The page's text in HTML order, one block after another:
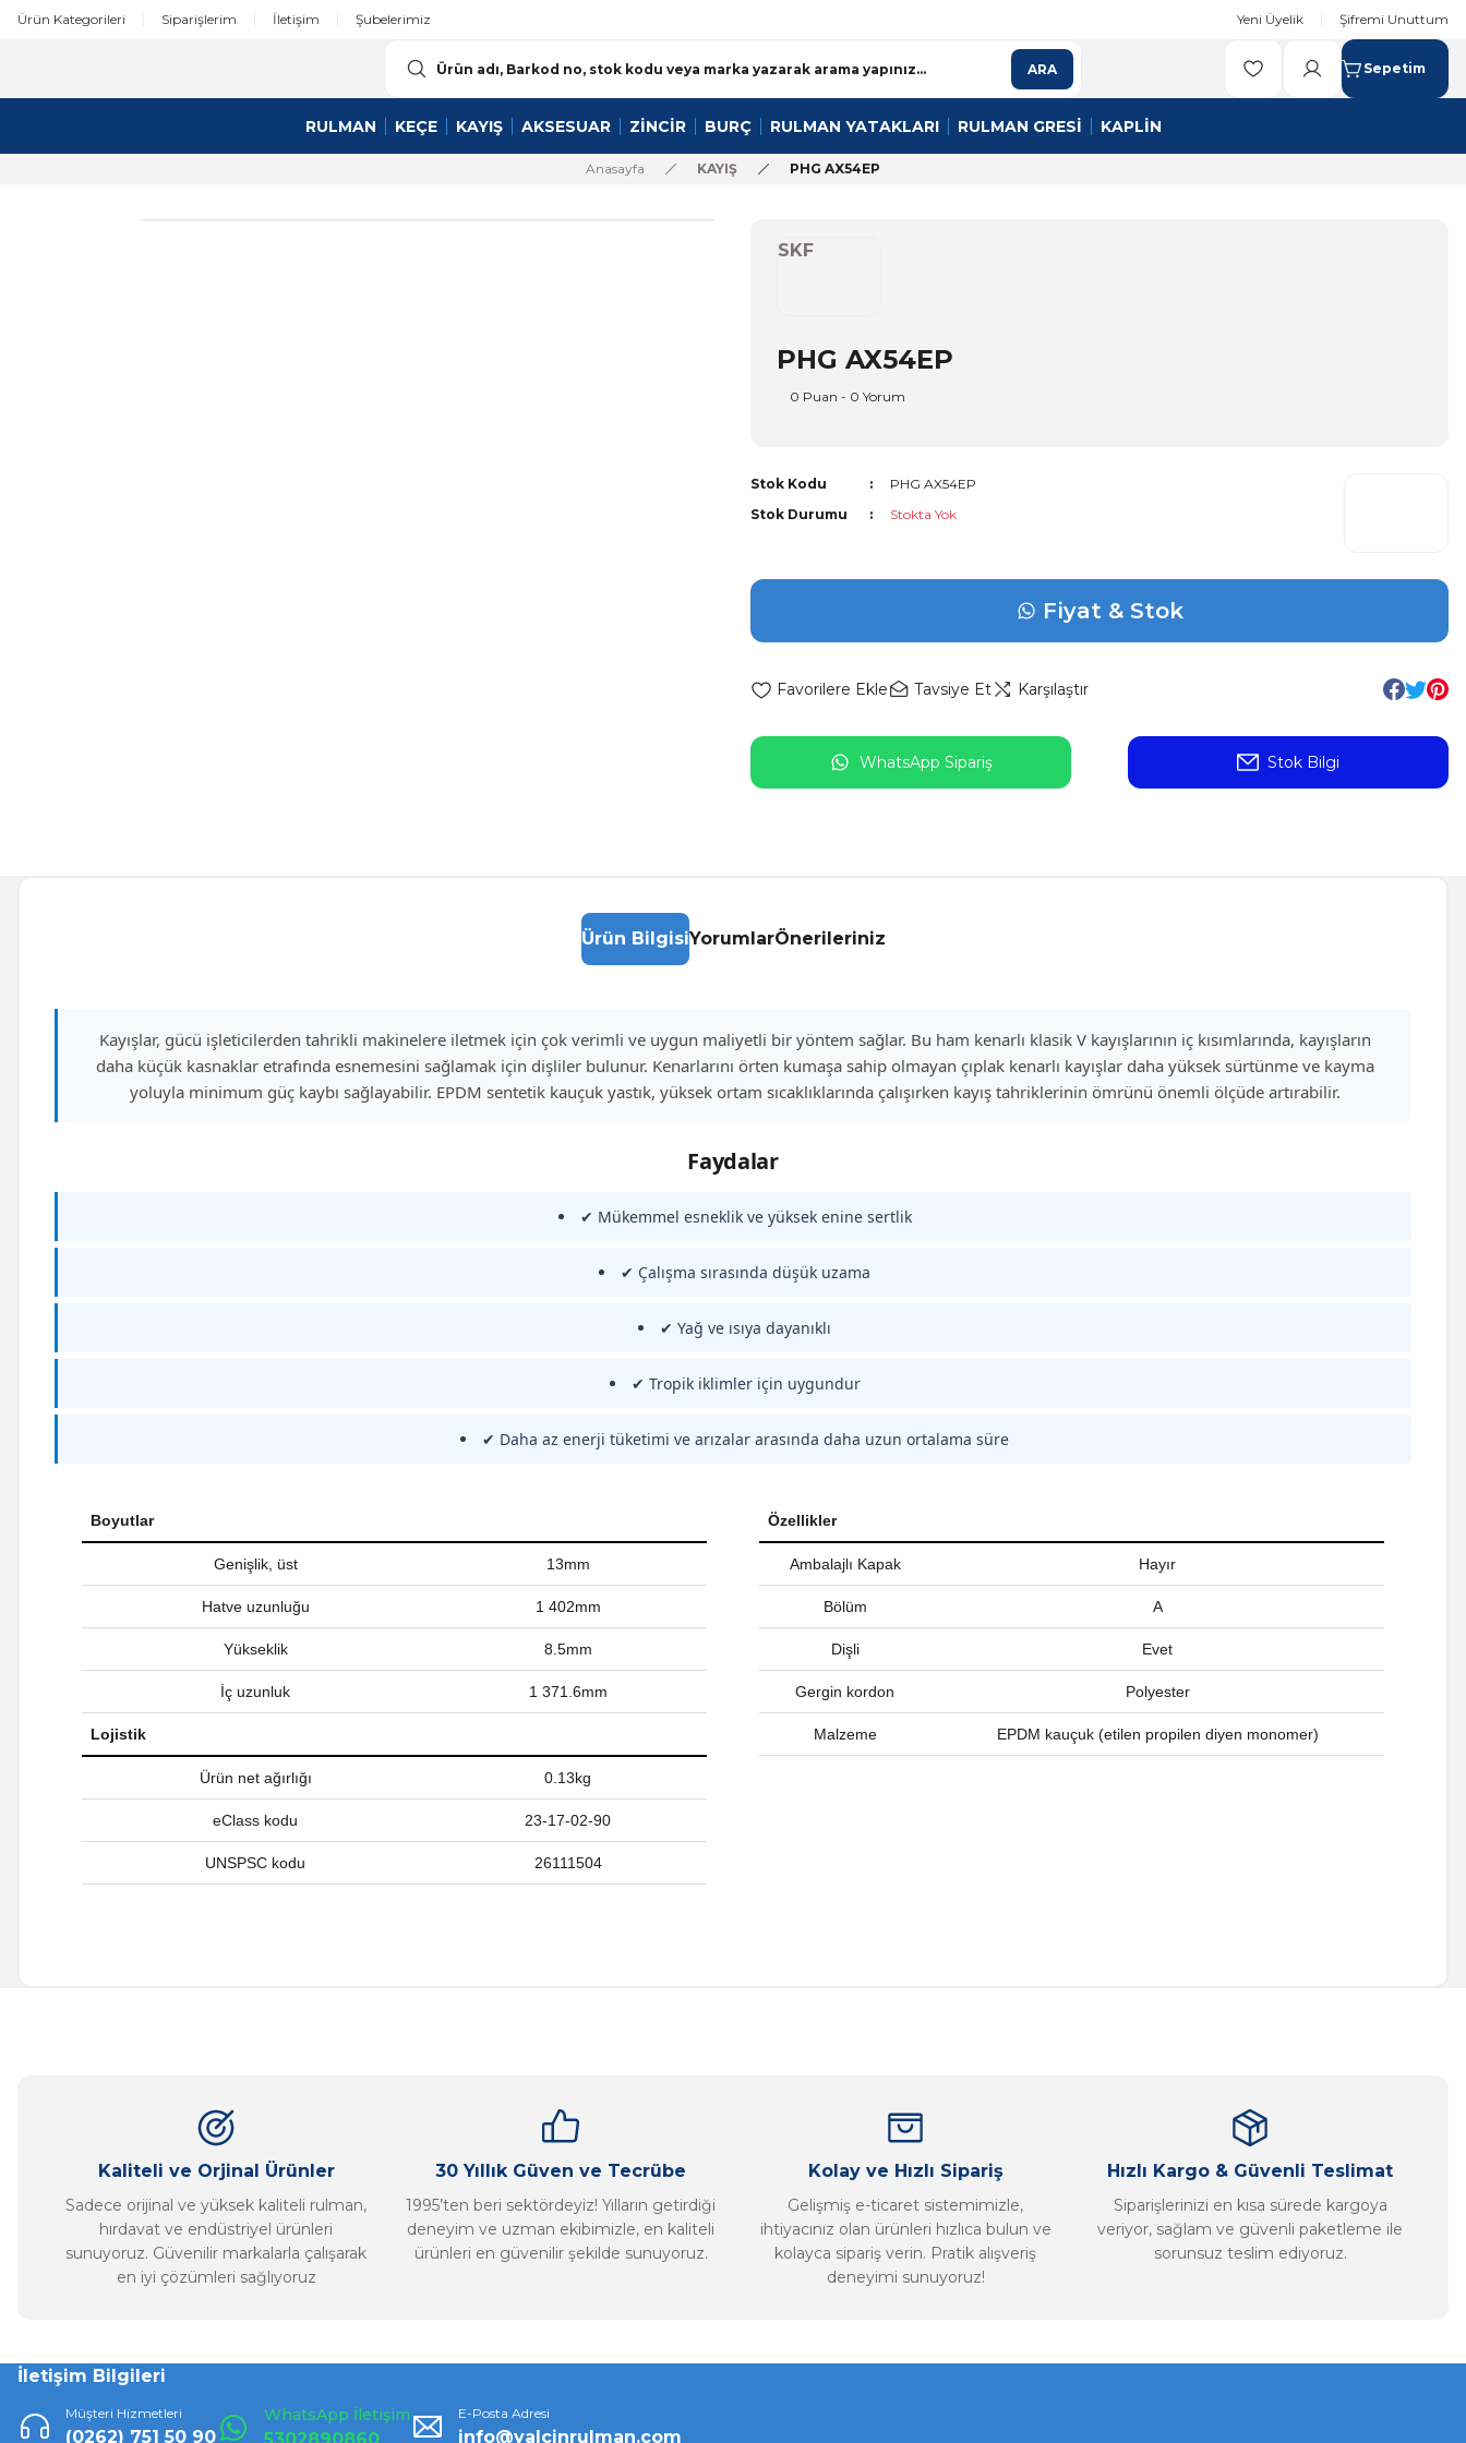
Ürün Kategorileri Siparişlerim İletişim Şubelerimiz Yeni Üyelik Şifremi Unuttum
ARA Sepetim
RULMAN KEÇE KAYIŞ AKSESUAR ZİNCİR BURÇ RULMAN YATAKLARI RULMAN GRESİ KAPLİN
Anasayfa KAYIŞ PHG AX54EP
SKF
PHG AX54EP
0 Puan - 0 Yorum
Stok Kodu
PHG AX54EP
Stok Durumu
Stokta Yok
Fiyat & Stok
Tavsiye Et Karşılaştır
WhatsApp Sipariş Stok Bilgi
Ürün BilgisiYorumlarÖnerileriniz
Kayışlar, gücü işleticilerden tahrikli makinelere iletmek için çok verimli ve uygun maliyetli bir yöntem sağlar. Bu ham kenarlı klasik V kayışlarının iç kısımlarında, kayışların
daha küçük kasnaklar etrafında esnemesini sağlamak için dişliler bulunur. Kenarlarını örten kumaşa sahip olmayan çıplak kenarlı kayışlar daha yüksek sürtünme ve kayma
yoluyla minimum güç kaybı sağlayabilir. EPDM sentetik kauçuk yastık, yüksek ortam sıcaklıklarında çalışırken kayış tahriklerinin ömrünü önemli ölçüde artırabilir.
Faydalar
✔ Mükemmel esneklik ve yüksek enine sertlik
✔ Çalışma sırasında düşük uzama
✔ Yağ ve ısıya dayanıklı
✔ Tropik iklimler için uygundur
✔ Daha az enerji tüketimi ve arızalar arasında daha uzun ortalama süre
Boyutlar
Genişlik, üst 13mm
Hatve uzunluğu 1 402mm
Yükseklik 8.5mm
İç uzunluk 1 371.6mm
Lojistik
Ürün net ağırlığı 0.13kg
eClass kodu 23-17-02-90
UNSPSC kodu 26111504
Özellikler
Ambalajlı Kapak Hayır
Bölüm A
Dişli Evet
Gergin kordon Polyester
Malzeme EPDM kauçuk (etilen propilen diyen monomer)
Ürün fiyatı diğer sitelerden daha pahalı.
Bu ürüne benzer farklı alternatifler olmalı.
Kaliteli ve Orjinal Ürünler
Sadece orijinal ve yüksek kaliteli rulman,
hırdavat ve endüstriyel ürünleri
sunuyoruz. Güvenilir markalarla çalışarak
en iyi çözümleri sağlıyoruz
30 Yıllık Güven ve Tecrübe
1995’ten beri sektördeyiz! Yılların getirdiği
deneyim ve uzman ekibimizle, en kaliteli
ürünleri en güvenilir şekilde sunuyoruz.
Kolay ve Hızlı Sipariş
Gelişmiş e-ticaret sistemimizle,
ihtiyacınız olan ürünleri hızlıca bulun ve
kolayca sipariş verin. Pratik alışveriş
deneyimi sunuyoruz!
Hızlı Kargo & Güvenli Teslimat
Siparişlerinizi en kısa sürede kargoya
veriyor, sağlam ve güvenli paketleme ile
sorunsuz teslim ediyoruz.
İletişim Bilgileri
Müşteri Hizmetleri
(0262) 751 50 90
WhatsApp İletişim E-Posta Adresi
info@yalcinrulman.com